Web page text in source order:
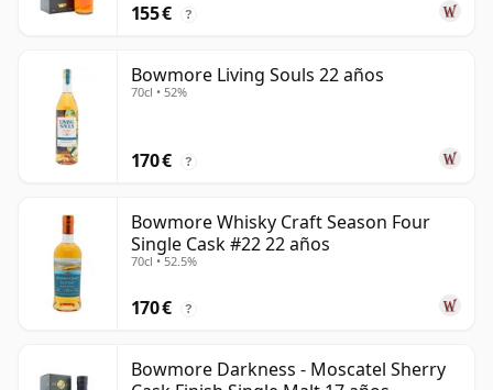
155 € ?
Bowmore Living Souls 22 años
70cl • 52%
170 € ?
Bowmore Whisky Craft Season Four
Single Cask #22 22 años
70cl • 52.5%
170 € ?
Bowmore Darkness - Moscatel Sherry